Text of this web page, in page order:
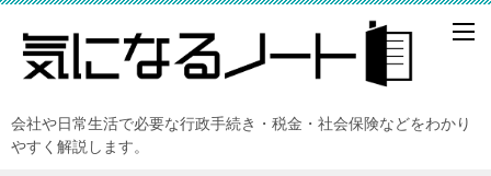
会社や日常生活で必要な行政手続き・税金・社会保険などをわかり
やすく解説します。